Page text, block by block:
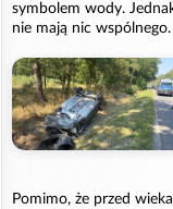
symbolem wody.
nie mają nic wspólnego.
Pomimo, że przed